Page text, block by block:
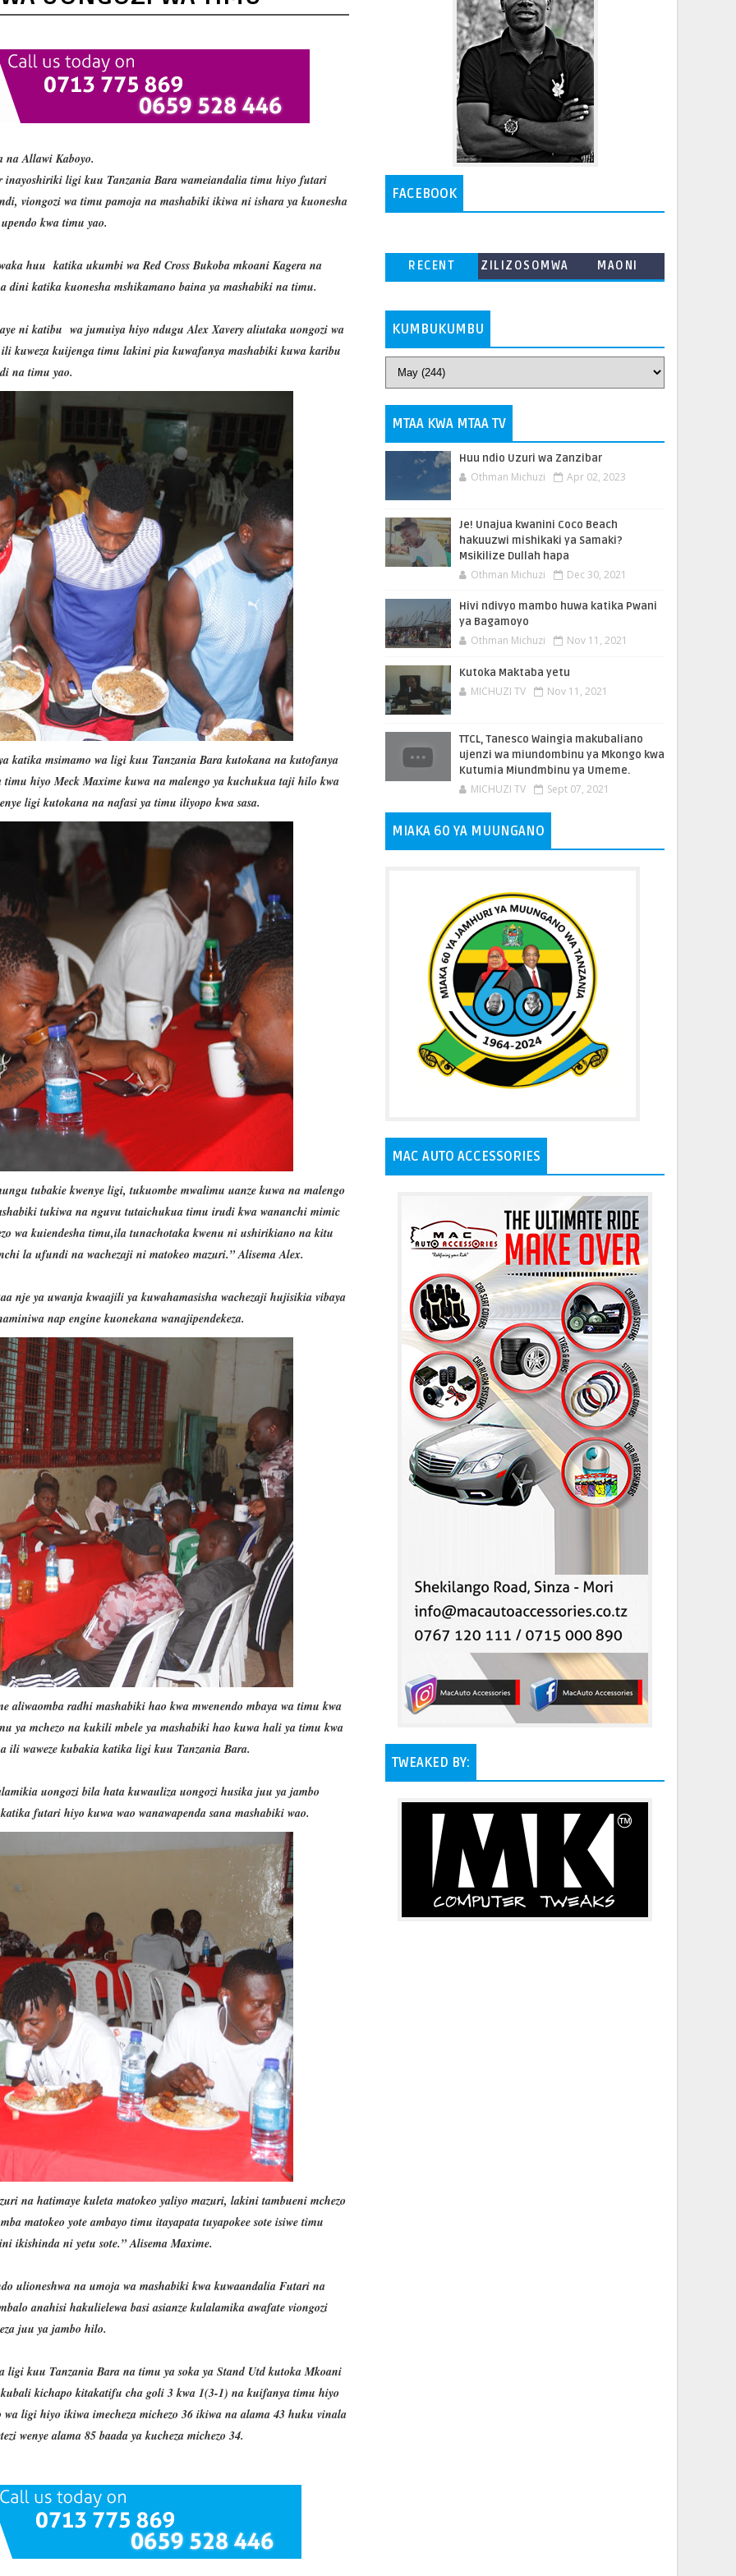
na Allawi Kaboyo.
inayoshiriki ligi kuu Tanzania Bara wameiandalia timu hiyo futari
viongozi wa timu pamoja na mashabiki ikiwa ni ishara ya kuonesha
kwa timu yao.
huu katika ukumbi wa Red Cross Bukoba mkoani Kagera na
katika kuonesha mshikamano baina ya mashabiki na timu.
ni katibu wa jumuiya hiyo ndugu Alex Xavery aliutaka uongozi wa
kuweza kuijenga timu lakini pia kuwafanya mashabiki kuwa karibu
na timu yao.
katika msimamo wa ligi kuu Tanzania Bara kutokana na kutofanya
hiyo Meck Maxime kuwa na malengo ya kuchukua taji hilo kwa
ligi kutokana na nafasi ya timu iliyopo kwa sasa.
tubakie kwenye ligi, tukuombe mwalimu uanze kuwa na malengo
tukiwa na nguvu tutaichukua timu irudi kwa wananchi mimic
wa kuiendesha timu,ila tunachotaka kwenu ni ushirikiano na kitu
la ufundi na wachezaji ni matokeo mazuri.” Alisema Alex.
nje ya uwanja kwaajili ya kuwahamasisha wachezaji hujisikia vibaya
nap engine kuonekana wanajipendekeza.
radhi mashabiki hao kwa mwenendo mbaya wa timu kwa
ya mchezo na kukili mbele ya mashabiki hao kuwa hali ya timu kwa
ili waweze kubakia katika ligi kuu Tanzania Bara.
uongozi bila hata kuwauliza uongozi husika juu ya jambo
futari hiyo kuwa wao wanawapenda sana mashabiki wao.
na hatimaye kuleta matokeo yaliyo mazuri, lakini tambueni mchezo
matokeo yote ambayo timu itayapata tuyapokee sote isiwe timu
ikishinda ni yetu sote.” Alisema Maxime.
ulioneshwa na umoja wa mashabiki kwa kuwaandalia Futari na
anahisi hakulielewa basi asianze kulalamika awafate viongozi
juu ya jambo hilo.
ligi kuu Tanzania Bara na timu ya soka ya Stand Utd kutoka Mkoani
kichapo kitakatifu cha goli 3 kwa 1(3-1) na kuifanya timu hiyo
ligi hiyo ikiwa imecheza michezo 36 ikiwa na alama 43 huku vinala
wenye alama 85 baada ya kucheza michezo 34.
FACEBOOK
RECENT
ZILIZOSOMWA
MAONI
KUMBUKUMBU
MTAA KWA MTAA TV
Huu ndio Uzuri wa Zanzibar
Othman Michuzi Apr 02, 2023
Je! Unajua kwanini Coco Beach
hakuuzwi mishikaki ya Samaki?
Msikilize Dullah hapa
Othman Michuzi Dec 30, 2021
Hivi ndivyo mambo huwa katika Pwani
ya Bagamoyo
Othman Michuzi Nov 11, 2021
Kutoka Maktaba yetu
MICHUZI TV Nov 11, 2021
TTCL, Tanesco Waingia makubaliano
ujenzi wa miundombinu ya Mkongo kwa
Kutumia Miundmbinu ya Umeme.
MICHUZI TV Sept 07, 2021
MIAKA 60 YA MUUNGANO
MAC AUTO ACCESSORIES
TWEAKED BY: